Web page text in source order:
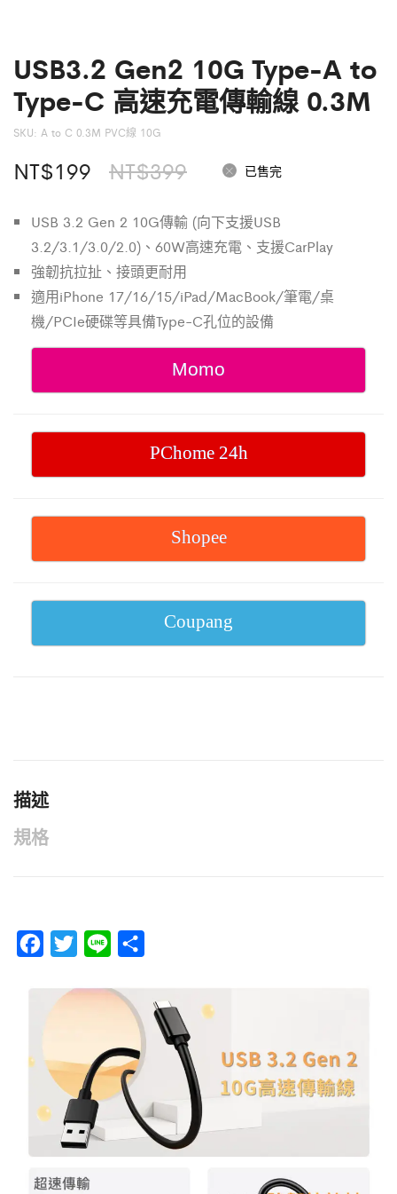
USB3.2 Gen2 10G Type-A to
Type-C 高速充電傳輸線 0.3M
SKU: A to C 0.3M PVC線 10G
NT$399原
價
NT$399。
NT$199
目
價
NT$199。
已售完
USB 3.2 Gen 2 10G傳輸 (向下支援USB
3.2/3.1/3.0/2.0)、60W高速充電、支援CarPlay
強韌抗拉扯、接頭更耐用
適用iPhone 17/16/15/iPad/MacBook/筆電/桌
機/PCIe硬碟等具備Type-C孔位的設備
Momo
PChome 24h
Shopee
Coupang
描述
規格
o
o
i
e
r
n